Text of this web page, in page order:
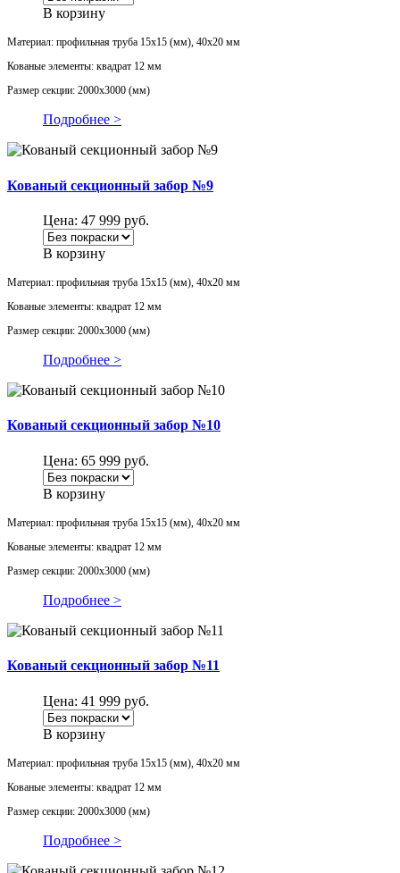
В корзину
Материал: профильная труба 15х15 (мм), 40х20 мм
Кованые элементы: квадрат 12 мм
Размер секции: 2000х3000 (мм)
Подробнее >
Кованый секционный забор №9
Цена: 47 999 руб.
В корзину
Материал: профильная труба 15х15 (мм), 40х20 мм
Кованые элементы: квадрат 12 мм
Размер секции: 2000х3000 (мм)
Подробнее >
Кованый секционный забор №10
Цена: 65 999 руб.
В корзину
Материал: профильная труба 15х15 (мм), 40х20 мм
Кованые элементы: квадрат 12 мм
Размер секции: 2000х3000 (мм)
Подробнее >
Кованый секционный забор №11
Цена: 41 999 руб.
В корзину
Материал: профильная труба 15х15 (мм), 40х20 мм
Кованые элементы: квадрат 12 мм
Размер секции: 2000х3000 (мм)
Подробнее >